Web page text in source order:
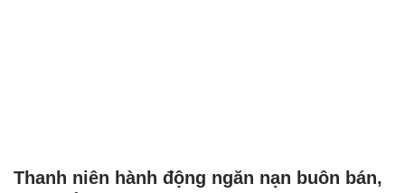
Thanh niên hành động ngăn nạn buôn bán,